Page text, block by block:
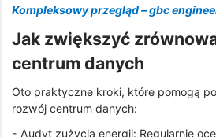
Kompleksowy przegląd – gbc
Jak zwiększyć
centrum danych
Oto praktyczne kroki, które pomogą
rozwój centrum danych:
- Audyt zużycia energii: Regularnie